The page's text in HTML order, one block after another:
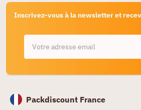
Inscrivez-vous à la newsletter et
Packdiscount France